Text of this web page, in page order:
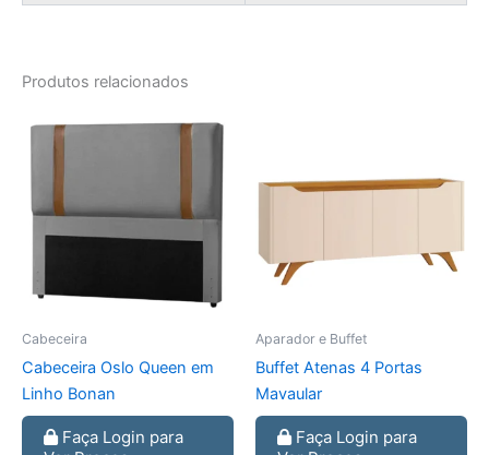
Produtos relacionados
Cabeceira
Cabeceira Oslo Queen em
Linho Bonan
Faça Login para
Aparador e Buffet
Buffet Atenas 4 Portas
Mavaular
Faça Login para